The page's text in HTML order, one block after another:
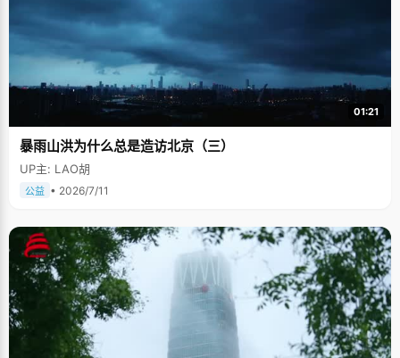
01:21
暴雨山洪为什么总是造访北京（三）
UP主: LAO胡
公益 • 2026/7/11